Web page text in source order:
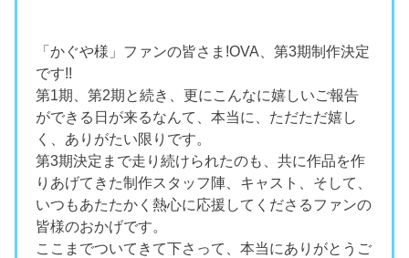
「かぐや様」ファンの皆さま!OVA、第3期制作決定
です!!
第1期、第2期と続き、更にこんなに嬉しいご報告
ができる日が来るなんて、本当に、ただただ嬉し
く、ありがたい限りです。
第3期決定まで走り続けられたのも、共に作品を作
りあげてきた制作スタッフ陣、キャスト、そして、
いつもあたたかく熱心に応援してくださるファンの
皆様のおかげです。
ここまでついてきて下さって、本当にありがとうご